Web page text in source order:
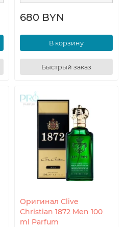
680 BYN
В корзину
Быстрый заказ
Оригинал Clive
Christian 1872 Men 100
ml Parfum